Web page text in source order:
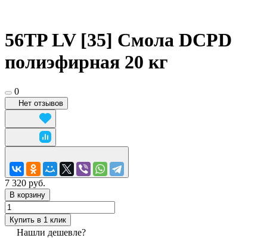
56TP LV [35] Смола DCPD
полиэфирная 20 кг
0
Нет отзывов
7 320 руб.
В корзину
Купить в 1 клик
Нашли дешевле?